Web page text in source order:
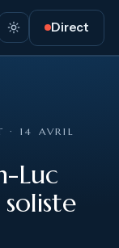
Direct
· 14 AVRIL
Luc